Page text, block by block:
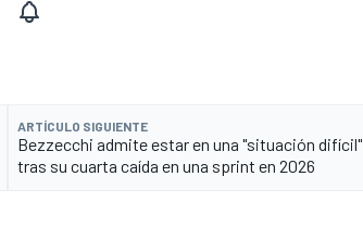
ARTÍCULO SIGUIENTE
Bezzecchi admite estar en una "situación difícil"
tras su cuarta caída en una sprint en 2026